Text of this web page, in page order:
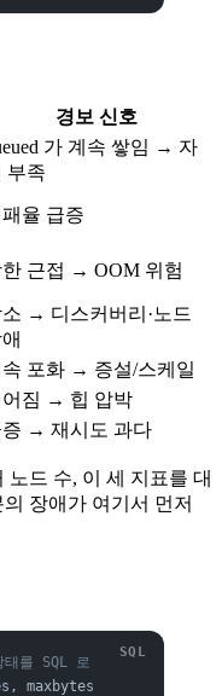
경보 신호
가 계속 쌓임 → 자
부족
율 급증
근접 → OOM 위험
소 → 디스커버리·노드
속 포화 → 증설/스케일
어짐 → 힙 압박
증 → 재시도 과다
노드 수, 이 세 지표를 대
장애가 여기서 먼저
를 SQL 로
maxbytes